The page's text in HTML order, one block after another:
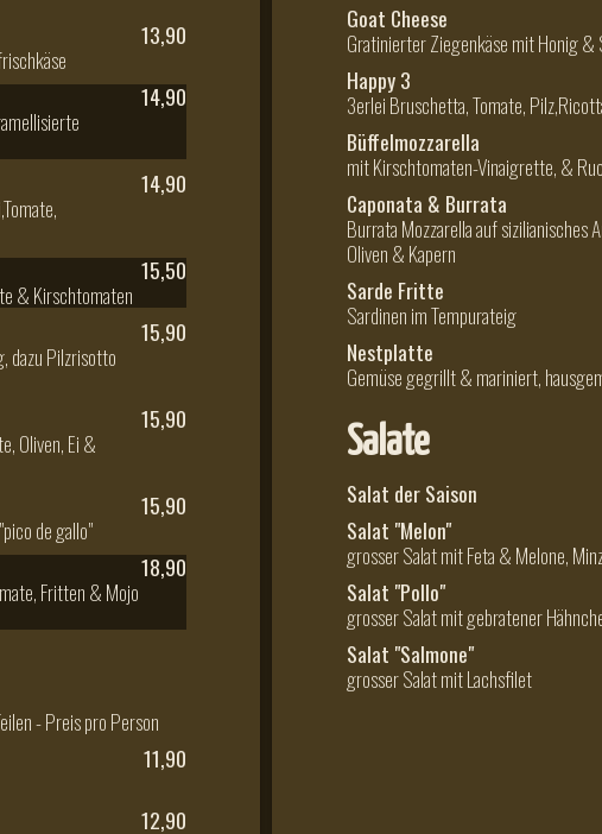
13,90
14,90
14,90
& Kirschtomaten
15,50
dazu Pilzrisotto
15,90
Oliven, Ei &
15,90
de gallo"
15,90
Fritten & Mojo
18,90
- Preis pro Person
11,90
12,90
Goat Cheese
Gratinierter Ziegenkäse mit Honig &
Happy 3
3erlei Bruschetta, Tomate,
Büffelmozzarella
mit Kirschtomaten-Vinaigrette, &
Caponata & Burrata
Burrata Mozzarella auf sizilianisches
Oliven & Kapern
Sarde Fritte
Sardinen im Tempurateig
Nestplatte
Gemüse gegrillt & mariniert,
Salate
Salat der Saison
Salat "Melon"
grosser Salat mit Feta & Melone,
Salat "Pollo"
grosser Salat mit gebratener
Salat "Salmone"
grosser Salat mit Lachsfilet